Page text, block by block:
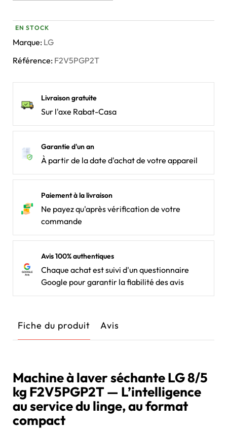
EN STOCK
Marque: LG
Référence: F2V5PGP2T
Livraison gratuite
Sur l'axe Rabat-Casa
Garantie d'un an
À partir de la date d'achat de votre appareil
Paiement à la livraison
Ne payez qu'après vérification de votre
commande
Avis 100% authentiques
Chaque achat est suivi d'un questionnaire
Google pour garantir la fiabilité des avis
Fiche du produit Avis
Machine à laver séchante LG 8/5
kg F2V5PGP2T — L’intelligence
au service du linge, au format
compact